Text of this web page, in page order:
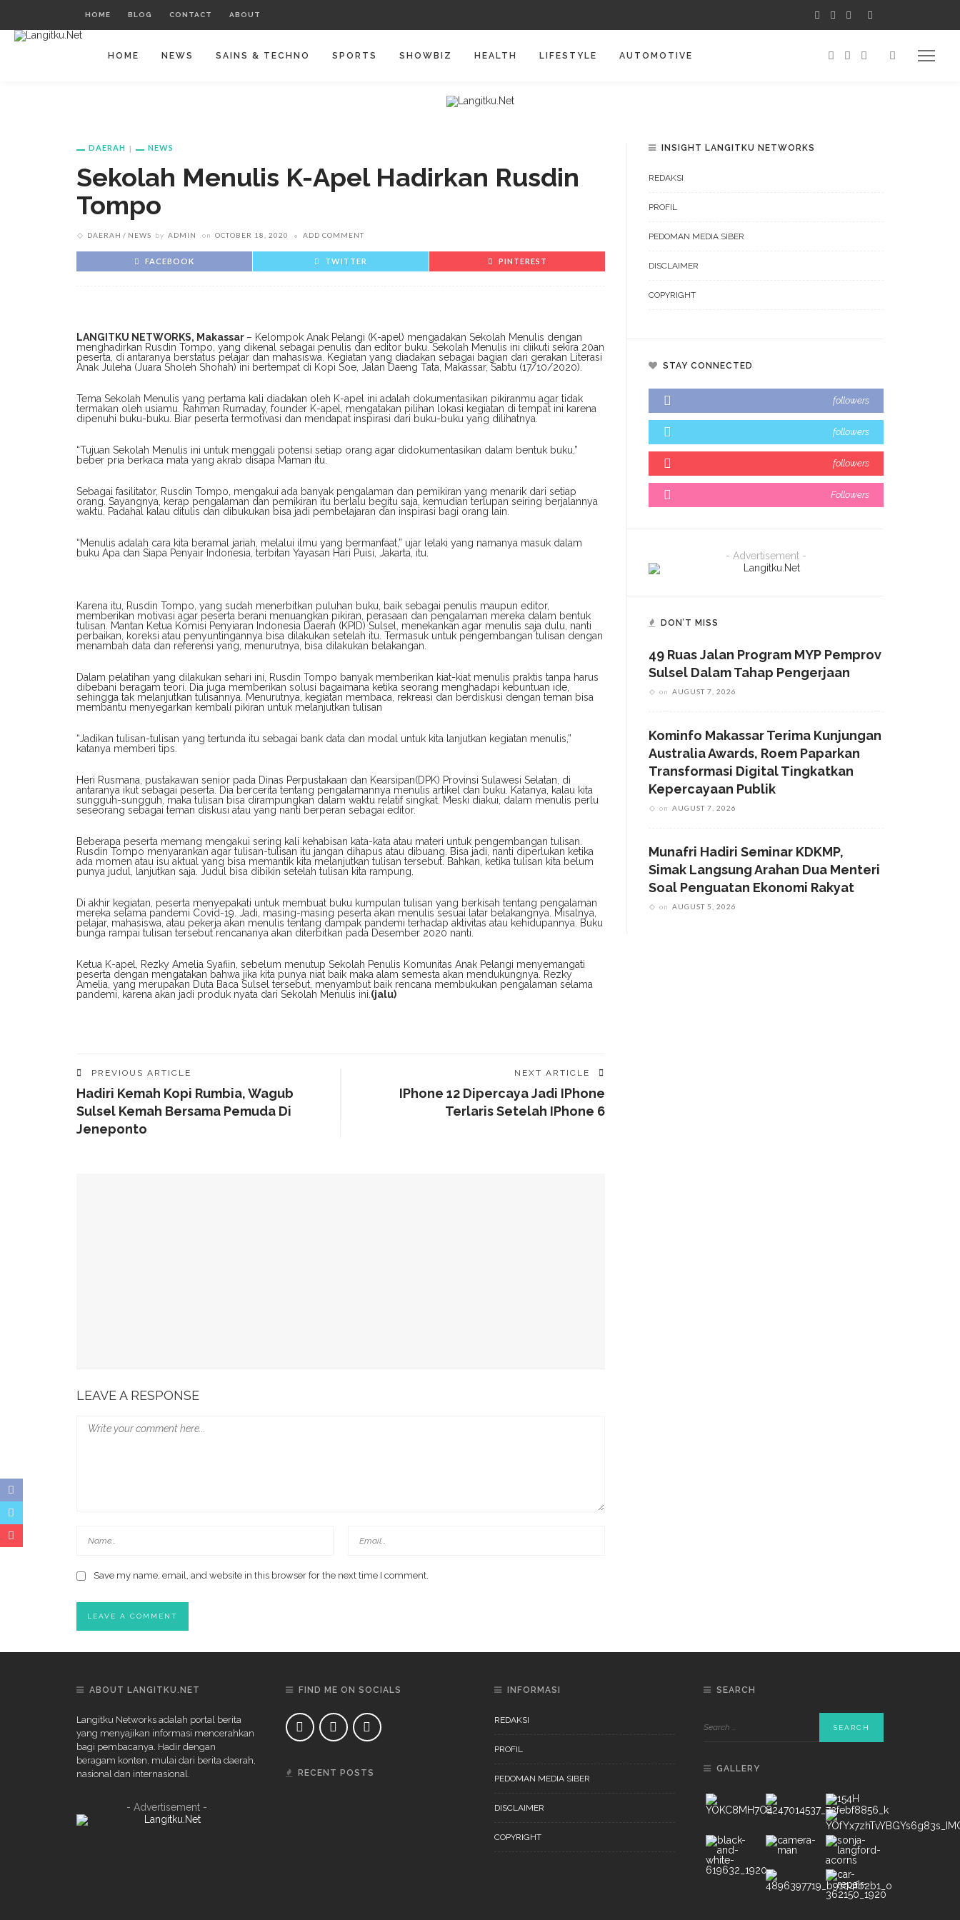
HOME BLOG CONTACT ABOUT
HOME NEWS SAINS & TECHNO SPORTS SHOWBIZ HEALTH LIFESTYLE AUTOMOTIVE
DAERAH NEWS
Sekolah Menulis K-Apel Hadirkan Rusdin
Tompo
DAERAH NEWS by ADMIN on OCTOBER 18, 2020 ADD COMMENT
FACEBOOK TWITTER PINTEREST
LANGITKU NETWORKS, Makassar – Kelompok Anak Pelangi (K-apel) mengadakan Sekolah Menulis dengan
menghadirkan Rusdin Tompo, yang dikenal sebagai penulis dan editor buku. Sekolah Menulis ini diikuti sekira 20an
peserta, di antaranya berstatus pelajar dan mahasiswa. Kegiatan yang diadakan sebagai bagian dari gerakan Literasi
Anak Juleha (Juara Sholeh Shohah) ini bertempat di Kopi Soe, Jalan Daeng Tata, Makassar, Sabtu (17/10/2020).
Tema Sekolah Menulis yang pertama kali diadakan oleh K-apel ini adalah dokumentasikan pikiranmu agar tidak
termakan oleh usiamu. Rahman Rumaday, founder K-apel, mengatakan pilihan lokasi kegiatan di tempat ini karena
dipenuhi buku-buku. Biar peserta termotivasi dan mendapat inspirasi dari buku-buku yang dilihatnya.
“Tujuan Sekolah Menulis ini untuk menggali potensi setiap orang agar didokumentasikan dalam bentuk buku,”
beber pria berkaca mata yang akrab disapa Maman itu.
Sebagai fasilitator, Rusdin Tompo, mengakui ada banyak pengalaman dan pemikiran yang menarik dari setiap
orang. Sayangnya, kerap pengalaman dan pemikiran itu berlalu begitu saja, kemudian terlupan seiring berjalannya
waktu. Padahal kalau ditulis dan dibukukan bisa jadi pembelajaran dan inspirasi bagi orang lain.
“Menulis adalah cara kita beramal jariah, melalui ilmu yang bermanfaat,” ujar lelaki yang namanya masuk dalam
buku Apa dan Siapa Penyair Indonesia, terbitan Yayasan Hari Puisi, Jakarta, itu.
Karena itu, Rusdin Tompo, yang sudah menerbitkan puluhan buku, baik sebagai penulis maupun editor,
memberikan motivasi agar peserta berani menuangkan pikiran, perasaan dan pengalaman mereka dalam bentuk
tulisan. Mantan Ketua Komisi Penyiaran Indonesia Daerah (KPID) Sulsel, menekankan agar menulis saja dulu, nanti
perbaikan, koreksi atau penyuntingannya bisa dilakukan setelah itu. Termasuk untuk pengembangan tulisan dengan
menambah data dan referensi yang, menurutnya, bisa dilakukan belakangan.
Dalam pelatihan yang dilakukan sehari ini, Rusdin Tompo banyak memberikan kiat-kiat menulis praktis tanpa harus
dibebani beragam teori. Dia juga memberikan solusi bagaimana ketika seorang menghadapi kebuntuan ide,
sehingga tak melanjutkan tulisannya. Menurutnya, kegiatan membaca, rekreasi dan berdiskusi dengan teman bisa
membantu menyegarkan kembali pikiran untuk melanjutkan tulisan
“Jadikan tulisan-tulisan yang tertunda itu sebagai bank data dan modal untuk kita lanjutkan kegiatan menulis,”
katanya memberi tips.
Heri Rusmana, pustakawan senior pada Dinas Perpustakaan dan Kearsipan(DPK) Provinsi Sulawesi Selatan, di
antaranya ikut sebagai peserta. Dia bercerita tentang pengalamannya menulis artikel dan buku. Katanya, kalau kita
sungguh-sungguh, maka tulisan bisa dirampungkan dalam waktu relatif singkat. Meski diakui, dalam menulis perlu
seseorang sebagai teman diskusi atau yang nanti berperan sebagai editor.
Beberapa peserta memang mengakui sering kali kehabisan kata-kata atau materi untuk pengembangan tulisan.
Rusdin Tompo menyarankan agar tulisan-tulisan itu jangan dihapus atau dibuang. Bisa jadi, nanti diperlukan ketika
ada momen atau isu aktual yang bisa memantik kita melanjutkan tulisan tersebut. Bahkan, ketika tulisan kita belum
punya judul, lanjutkan saja. Judul bisa dibikin setelah tulisan kita rampung.
Di akhir kegiatan, peserta menyepakati untuk membuat buku kumpulan tulisan yang berkisah tentang pengalaman
mereka selama pandemi Covid-19. Jadi, masing-masing peserta akan menulis sesuai latar belakangnya. Misalnya,
pelajar, mahasiswa, atau pekerja akan menulis tentang dampak pandemi terhadap aktivitas atau kehidupannya. Buku
bunga rampai tulisan tersebut rencananya akan diterbitkan pada Desember 2020 nanti.
Ketua K-apel, Rezky Amelia Syafiin, sebelum menutup Sekolah Penulis Komunitas Anak Pelangi menyemangati
peserta dengan mengatakan bahwa jika kita punya niat baik maka alam semesta akan mendukungnya. Rezky
Amelia, yang merupakan Duta Baca Sulsel tersebut, menyambut baik rencana membukukan pengalaman selama
pandemi, karena akan jadi produk nyata dari Sekolah Menulis ini. (jalu)
PREVIOUS ARTICLE
Hadiri Kemah Kopi Rumbia, Wagub
Sulsel Kemah Bersama Pemuda Di
Jeneponto
NEXT ARTICLE
IPhone 12 Dipercaya Jadi IPhone
Terlaris Setelah IPhone 6
LEAVE A RESPONSE
Save my name, email, and website in this browser for the next time I comment.
INSIGHT LANGITKU NETWORKS
REDAKSI
PROFIL
PEDOMAN MEDIA SIBER
DISCLAIMER
COPYRIGHT
STAY CONNECTED
followers
followers
followers
Followers
- Advertisement -
DON’T MISS
49 Ruas Jalan Program MYP Pemprov
Sulsel Dalam Tahap Pengerjaan
on AUGUST 7, 2026
Kominfo Makassar Terima Kunjungan
Australia Awards, Roem Paparkan
Transformasi Digital Tingkatkan
Kepercayaan Publik
on AUGUST 7, 2026
Munafri Hadiri Seminar KDKMP,
Simak Langsung Arahan Dua Menteri
Soal Penguatan Ekonomi Rakyat
on AUGUST 5, 2026
ABOUT LANGITKU.NET
Langitku Networks adalah portal berita
yang menyajikan informasi mencerahkan
bagi pembacanya. Hadir dengan
beragam konten, mulai dari berita daerah,
nasional dan internasional.
- Advertisement -
FIND ME ON SOCIALS
RECENT POSTS
INFORMASI
REDAKSI
PROFIL
PEDOMAN MEDIA SIBER
DISCLAIMER
COPYRIGHT
SEARCH
GALLERY